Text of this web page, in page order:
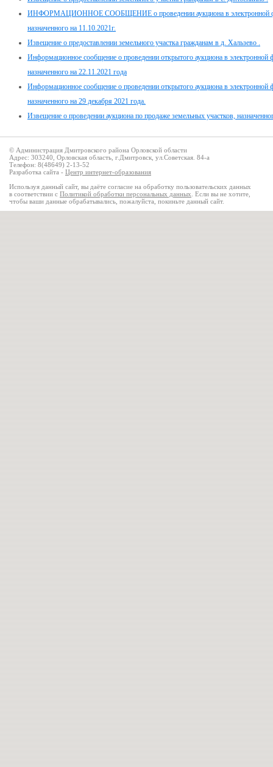
ИНФОРМАЦИОННОЕ СООБЩЕНИЕ о проведении аукциона в электронной
назначенного на 11.10.2021г.
Извещение о предоставлении земельного участка гражданам в д. Хальзево .
Информационное сообщение о проведении открытого аукциона в
назначенного на 22.11.2021 года
Информационное сообщение о проведении открытого аукциона в
назначенного на 29 декабря 2021 года.
Извещение о проведении аукциона по продаже земельных участков,
© Администрация Дмитровского района Орловской области
Адрес: 303240, Орловская область, г.Дмитровск, ул.Советская. 84-а
Телефон: 8(48649) 2-13-52
Разработка сайта - Центр интернет-образования
Используя данный сайт, вы даёте согласие на обработку пользовательских данных
в соответствии с Политикой обработки персональных данных . Если вы не хотите,
чтобы ваши данные обрабатывались, пожалуйста, покиньте данный сайт.